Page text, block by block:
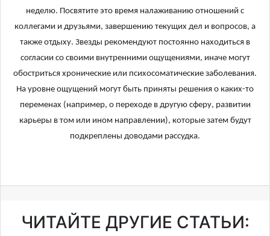
неделю. Посвятите это время налаживанию отношений с
коллегами и друзьями, завершению текущих дел и вопросов, а
также отдыху. Звезды рекомендуют постоянно находиться в
согласии со своими внутренними ощущениями, иначе могут
обостриться хронические или психосоматические заболевания.
На уровне ощущений могут быть приняты решения о каких-то
переменах (например, о переходе в другую сферу, развитии
карьеры в том или ином направлении), которые затем будут
подкреплены доводами рассудка.
ЧИТАЙТЕ ДРУГИЕ СТАТЬИ: